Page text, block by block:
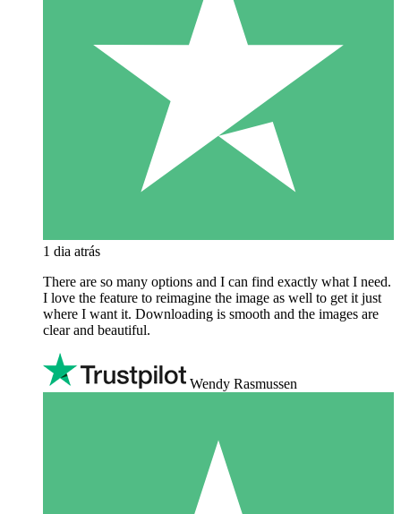
1 dia atrás
There are so many options and I can find exactly what I need.
I love the feature to reimagine the image as well to get it just
where I want it. Downloading is smooth and the images are
clear and beautiful.
Wendy Rasmussen